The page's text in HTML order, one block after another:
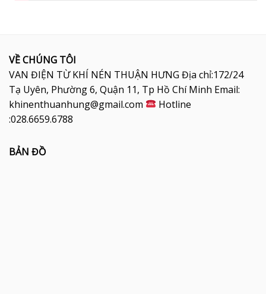
VỀ CHÚNG TÔI
VAN ĐIỆN TỪ KHÍ NÉN THUẬN HƯNG Địa chỉ:172/24
Tạ Uyên, Phường 6, Quận 11, Tp Hồ Chí Minh Email:
khinenthuanhung@gmail.com
Hotline
:028.6659.6788
BẢN ĐỒ